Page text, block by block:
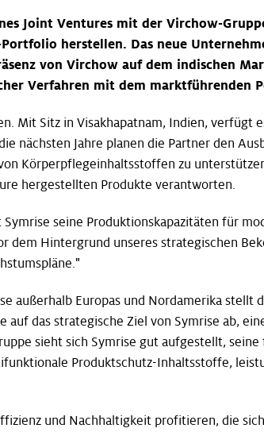
Joint Ventures mit der Virchow-
herstellen. Das neue
von Virchow auf dem indischen
Verfahren mit dem marktführenden
Mit Sitz in Visakhapatnam, Indien, verfügt
nächsten Jahre planen die Partner den
Körperpflegeinhaltsstoffen zu
hergestellten Produkte verantworten.
seine Produktionskapazitäten für
dem Hintergrund unseres strategischen
außerhalb Europas und Nordamerika
auf das strategische Ziel von Symrise ab,
sieht sich Symrise gut aufgestellt,
Produktschutz-Inhaltsstoffe,
und Nachhaltigkeit profitieren, die